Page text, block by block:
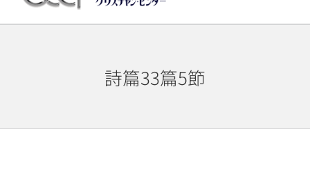
詩篇33篇5節